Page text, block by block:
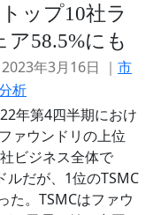
ップ10社ラ
58.5%にも
2023年3月16日 ｜ 市
析
年第4四半期におけ
ァウンドリの上位
ビジネス全体で
ルだが、1位のTSMC
た。TSMCはファウ